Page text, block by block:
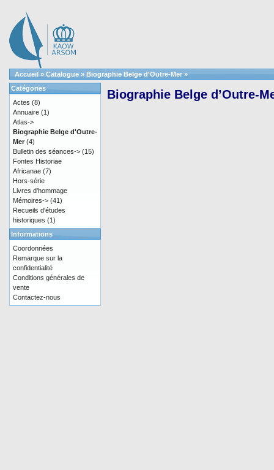
Accueil » Catalogue » Biographie Belge d'Outre-Mer»
Biographie Belge d’Outre-
Catégories
Actes (8)
Annuaire (1)
Atlas->
Biographie Belge d'Outre-
Mer (4)
Bulletin des séances-> (15)
Fontes Historiae
Africanae (7)
Hors-série
Livres d'hommage
Mémoires-> (41)
Recueils d'études
historiques (1)
Informations
Coordonnées
Remarque sur la
confidentialité
Conditions générales de
vente
Contactez-nous